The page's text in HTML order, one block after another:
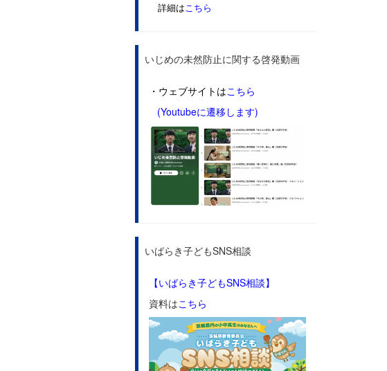
詳細はこちら
いじめの未然防止に関する啓発動画
・ウェブサイトはこちら
(Youtubeに遷移します)
いばらき子どもSNS相談
【いばらき子どもSNS相談】
資料はこちら